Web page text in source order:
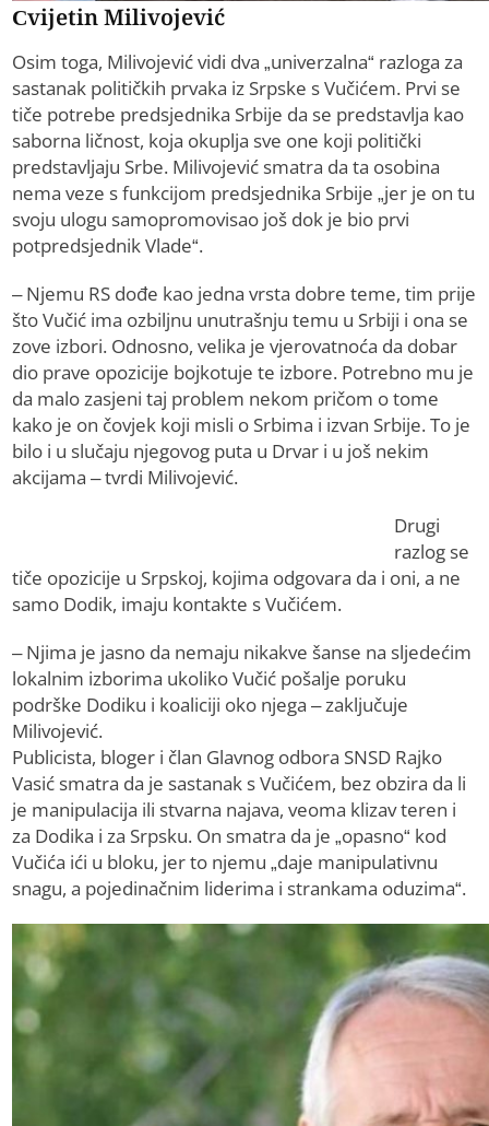
Cvijetin Milivojević
Osim toga, Milivojević vidi dva „univerzalna“ razloga za
sastanak političkih prvaka iz Srpske s Vučićem. Prvi se
tiče potrebe predsjednika Srbije da se predstavlja kao
saborna ličnost, koja okuplja sve one koji politički
predstavljaju Srbe. Milivojević smatra da ta osobina
nema veze s funkcijom predsjednika Srbije „jer je on tu
svoju ulogu samopromovisao još dok je bio prvi
potpredsjednik Vlade“.
– Njemu RS dođe kao jedna vrsta dobre teme, tim prije
što Vučić ima ozbiljnu unutrašnju temu u Srbiji i ona se
zove izbori. Odnosno, velika je vjerovatnoća da dobar
dio prave opozicije bojkotuje te izbore. Potrebno mu je
da malo zasjeni taj problem nekom pričom o tome
kako je on čovjek koji misli o Srbima i izvan Srbije. To je
bilo i u slučaju njegovog puta u Drvar i u još nekim
akcijama – tvrdi Milivojević.
Drugi
razlog se
tiče opozicije u Srpskoj, kojima odgovara da i oni, a ne
samo Dodik, imaju kontakte s Vučićem.
– Njima je jasno da nemaju nikakve šanse na sljedećim
lokalnim izborima ukoliko Vučić pošalje poruku
podrške Dodiku i koaliciji oko njega – zaključuje
Milivojević.
Publicista, bloger i član Glavnog odbora SNSD Rajko
Vasić smatra da je sastanak s Vučićem, bez obzira da li
je manipulacija ili stvarna najava, veoma klizav teren i
za Dodika i za Srpsku. On smatra da je „opasno“ kod
Vučića ići u bloku, jer to njemu „daje manipulativnu
snagu, a pojedinačnim liderima i strankama oduzima“.